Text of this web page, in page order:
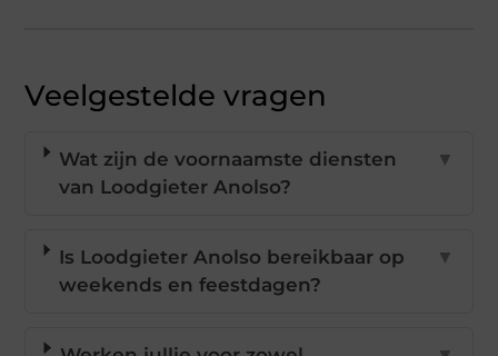
Veelgestelde vragen
Wat zijn de voornaamste diensten
van Loodgieter Anolso?
▼
Is Loodgieter Anolso bereikbaar op
weekends en feestdagen?
▼